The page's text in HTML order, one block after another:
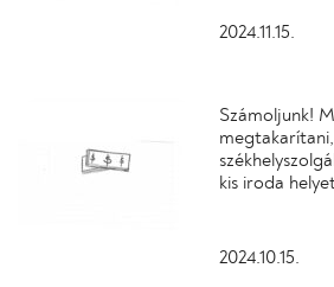
2024.11.15.
Számoljunk!
kis iroda
2024.10.15.